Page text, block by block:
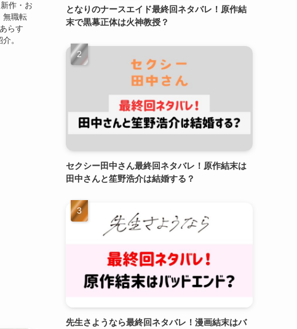
作・お
無職転
らす
。
となりのナースエイド最終回ネタバレ！原作結
末で黒幕正体は火神教授？
セクシー田中さん最終回ネタバレ！原作結末は
田中さんと笙野浩介は結婚する？
先生さようなら最終回ネタバレ！漫画結末はバ